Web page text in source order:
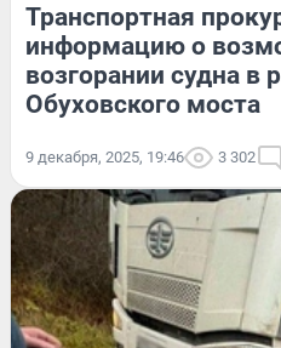
Транспортная
информацию о
возгорании судна в
Обуховского моста
9 декабря, 2025, 19:46 3 302